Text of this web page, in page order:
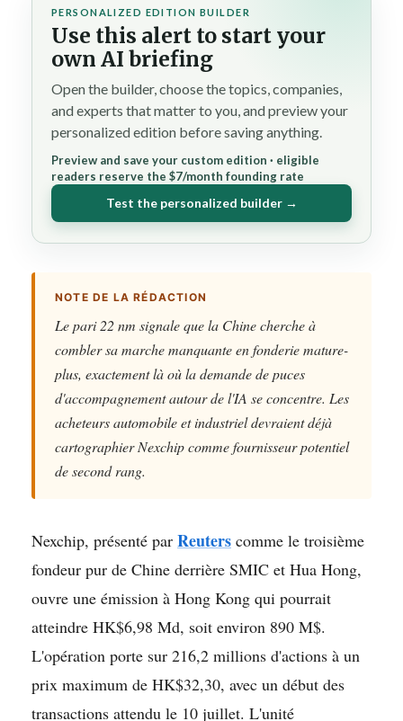
PERSONALIZED EDITION BUILDER
Use this alert to start your
own AI briefing
Open the builder, choose the topics, companies,
and experts that matter to you, and preview your
personalized edition before saving anything.
Preview and save your custom edition · eligible
readers reserve the $7/month founding rate
Test the personalized builder →
NOTE DE LA RÉDACTION
Le pari 22 nm signale que la Chine cherche à
combler sa marche manquante en fonderie mature-
plus, exactement là où la demande de puces
d'accompagnement autour de l'IA se concentre. Les
acheteurs automobile et industriel devraient déjà
cartographier Nexchip comme fournisseur potentiel
de second rang.
Nexchip, présenté par Reuters comme le troisième
fondeur pur de Chine derrière SMIC et Hua Hong,
ouvre une émission à Hong Kong qui pourrait
atteindre HK$6,98 Md, soit environ 890 M$.
L'opération porte sur 216,2 millions d'actions à un
prix maximum de HK$32,30, avec un début des
transactions attendu le 10 juillet. L'unité